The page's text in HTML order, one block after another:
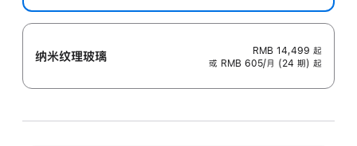
纳米纹理玻璃 RMB 14,499 起
或 RMB 605/月 (24 期) 起